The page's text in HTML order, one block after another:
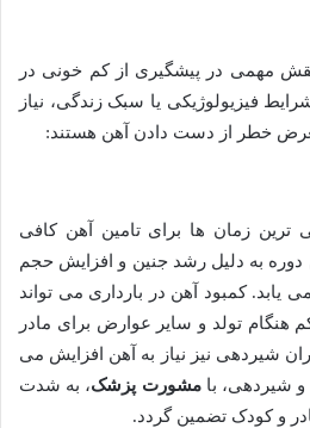
مهمی در پیشگیری از کم خونی در
فیزیولوژیکی یا سبک زندگی، نیاز
معرض خطر از دست دادن آهن هستند:
ترین زمان ها برای تامین آهن کافی
دوره به دلیل رشد جنین و افزایش حجم
کمبود آهن در بارداری می تواند
هنگام تولد و سایر عوارض برای مادر
شیردهی نیز نیاز به آهن افزایش می
و شیردهی، بامشورت پزشک، به شدت
و کودک تضمین گردد.